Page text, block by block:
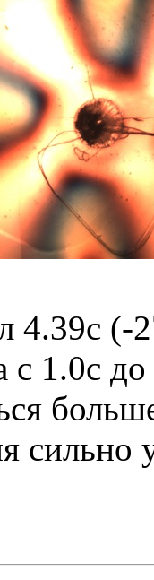
(-
1.0с